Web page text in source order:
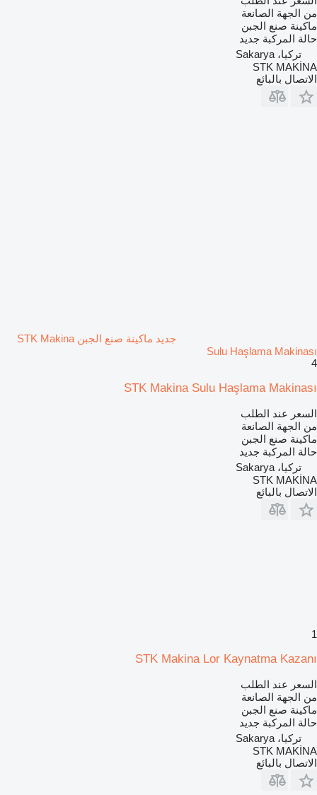
من الجهة الصانعة
ماكينة صنع الجبن
حالة المركبة جديد
تركيا، Sakarya
STK MAKİNA
الاتصال بالبائع
جديد ماكينة صنع الجبن STK Makina
Sulu Haşlama Makinası
4
STK Makina Sulu Haşlama Makinası
السعر عند الطلب
من الجهة الصانعة
ماكينة صنع الجبن
حالة المركبة جديد
تركيا، Sakarya
STK MAKİNA
الاتصال بالبائع
1
STK Makina Lor Kaynatma Kazanı
السعر عند الطلب
من الجهة الصانعة
ماكينة صنع الجبن
حالة المركبة جديد
تركيا، Sakarya
STK MAKİNA
الاتصال بالبائع